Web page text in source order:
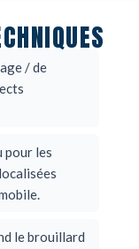
/ de
pour les
le brouillard